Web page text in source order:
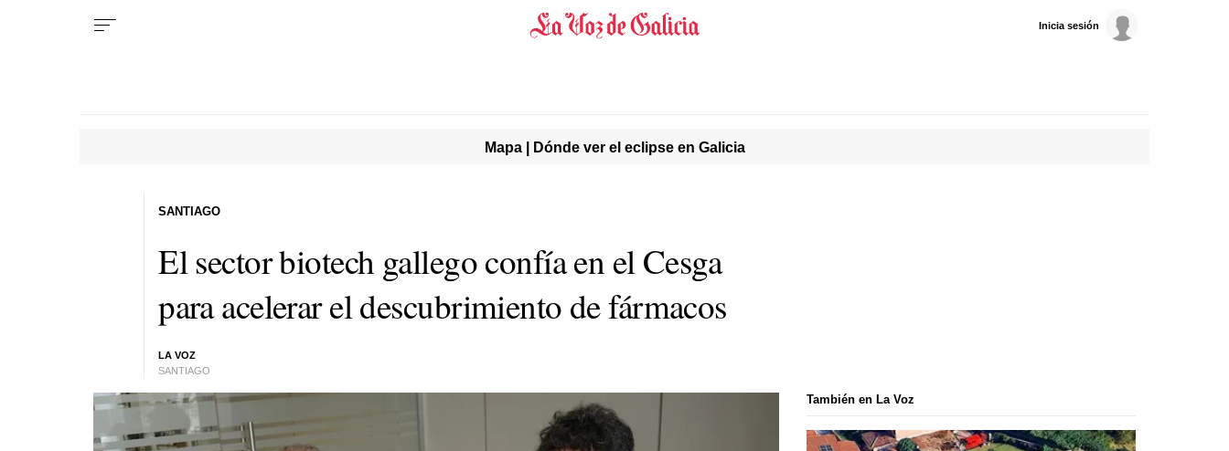
Inicia sesión
Mapa | Dónde ver el eclipse en Galicia
El sector biotech gallego confía en el Cesga
para acelerar el descubrimiento de fármacos
LA VOZ
SANTIAGO
SANTIAGO
También en La Voz